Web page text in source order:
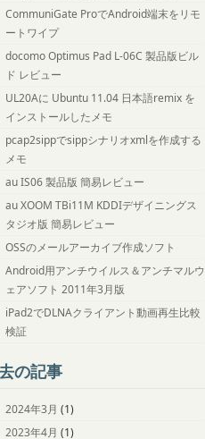
CommuniGate ProでAndroid端末をリモ
ートワイプ
docomo Optimus Pad L-06C 製品版ビル
ド レビュー
UL20Aに Ubuntu 11.04 日本語remix を
インストールしたメモ
pcap2sippでsippシナリオxmlを作成する
メモ
au IS06 製品版 簡易レビュー
au XOOM TBi11M KDDIデザイニングス
タジオ版 簡易レビュー
OSSのメールアーカイブ作成ソフト
Android用アンチウイルス＆アンチマルウ
ェアソフト 2011年3月版
iPad2でDLNAクライアント動画再生比較
検証
の記事
2024年3月 (1)
2023年4月 (1)